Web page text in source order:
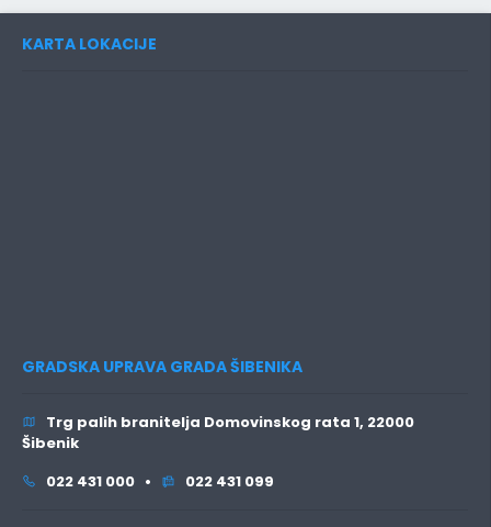
KARTA LOKACIJE
GRADSKA UPRAVA GRADA ŠIBENIKA
Trg palih branitelja Domovinskog rata 1, 22000
Šibenik
022 431 000 •
022 431 099